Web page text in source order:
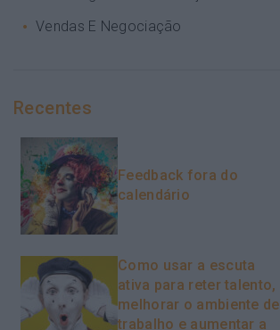
Vendas E Negociação
Recentes
Feedback fora do
calendário
Como usar a escuta
ativa para reter talento,
melhorar o ambiente de
trabalho e aumentar a